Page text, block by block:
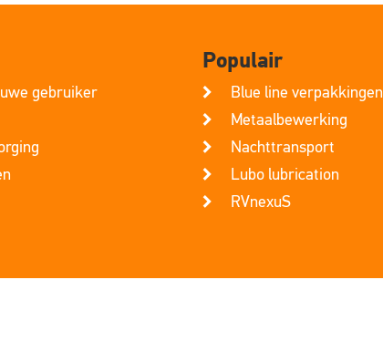
gebruiker
Populair
Blue line verpakkingen
Metaalbewerking
Nachttransport
Lubo lubrication
RVnexuS